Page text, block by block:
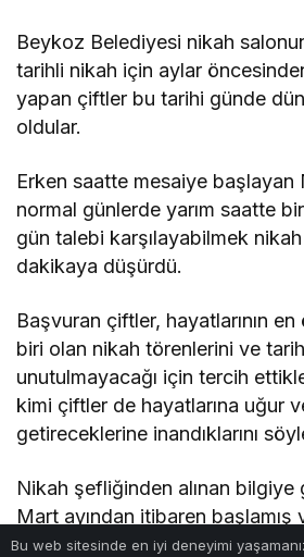
Beykoz Belediyesi nikah
tarihli nikah için aylar
yapan çiftler bu tarihi günde
oldular.
Erken saatte mesaiye başlayan
normal günlerde yarım saatte
gün talebi karşılayabilmek nikah
dakikaya düşürdü.
Başvuran çiftler, hayatlarının
biri olan nikah törenlerini ve
unutulmayacağı için tercih
kimi çiftler de hayatlarına uğur
getireceklerine inandıklarını
Nikah şefliğinden alınan
Mart ayından itibaren
ortalama 20 çiftin nikahı
Bu web sitesinde en iyi deneyimi